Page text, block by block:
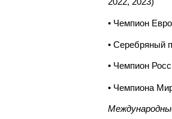
2022, 2023)
• Чемпион
• Серебряный
• Чемпион
• Чемпиона